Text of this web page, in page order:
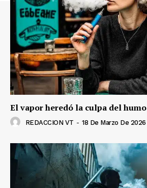
El vapor heredó la culpa del humo
REDACCION VT - 18 De Marzo De 2026